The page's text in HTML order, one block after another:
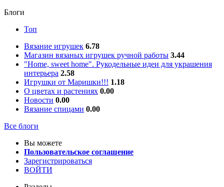
Блоги
Топ
Вязание игрушек 6.78
Магазин вязаных игрушек ручной работы 3.44
"Home, sweet home". Рукодельные идеи для украшения
интерьера 2.58
Игрушки от Маришки!!! 1.18
О цветах и растениях 0.00
Новости 0.00
Вязание спицами 0.00
Все блоги
Вы можете
Пользовательское соглашение
Зарегистрироваться
ВОЙТИ